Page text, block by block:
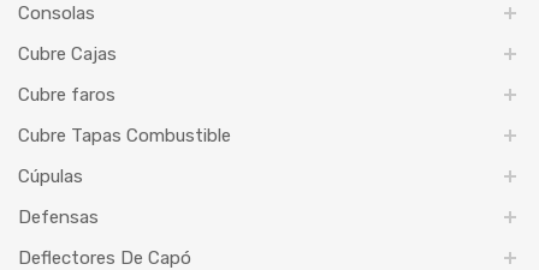
Consolas
Cubre Cajas
Cubre faros
Cubre Tapas Combustible
Cúpulas
Defensas
Deflectores De Capó